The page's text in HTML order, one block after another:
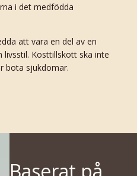
i det medfödda
att vara en del av en
livsstil. Kosttillskott ska inte
bota sjukdomar.